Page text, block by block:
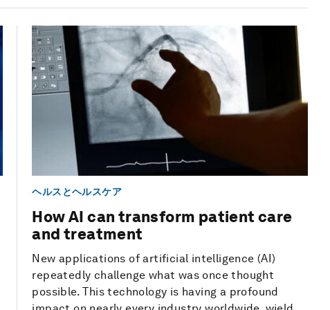
ヘルスとヘルスケア
How AI can transform patient care
and treatment
New applications of artificial intelligence (AI)
repeatedly challenge what was once thought
possible. This technology is having a profound